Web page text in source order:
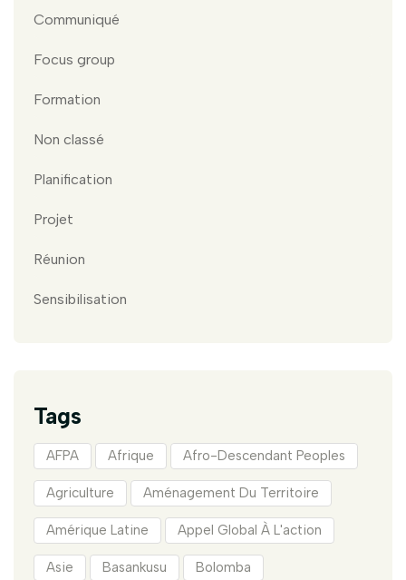
Communiqué
Focus group
Formation
Non classé
Planification
Projet
Réunion
Sensibilisation
Tags
AFPA Afrique Afro-Descendant Peoples
Agriculture Aménagement Du Territoire
Amérique Latine Appel Global À L'action
Asie Basankusu Bolomba